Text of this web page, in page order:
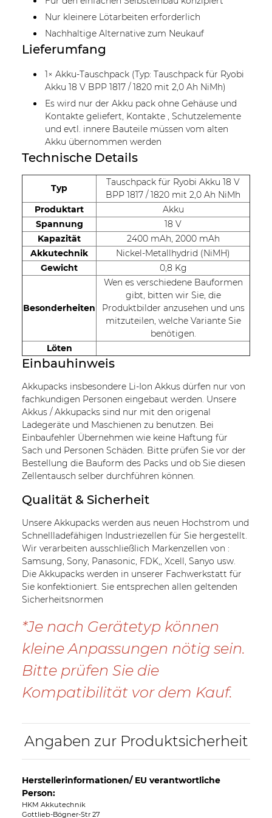
Nur kleinere Lötarbeiten erforderlich
Nachhaltige Alternative zum Neukauf
Lieferumfang
1× Akku-Tauschpack (Typ: Tauschpack für Ryobi
Akku 18 V BPP 1817 / 1820 mit 2,0 Ah NiMh)
Es wird nur der Akku pack ohne Gehäuse und
Kontakte geliefert, Kontakte , Schutzelemente
und evtl. innere Bauteile müssen vom alten
Akku übernommen werden
Technische Details
Typ
Tauschpack für Ryobi Akku 18 V
BPP 1817 / 1820 mit 2,0 Ah NiMh
Produktart
Akku
Spannung
18 V
Kapazität
2400 mAh, 2000 mAh
Akkutechnik
Nickel-Metallhydrid (NiMH)
Gewicht
0,8 Kg
Besonderheiten
Wen es verschiedene Bauformen
gibt, bitten wir Sie, die
Produktbilder anzusehen und uns
mitzuteilen, welche Variante Sie
benötigen.
Löten
Einbauhinweis
Akkupacks insbesondere Li-Ion Akkus dürfen nur von
fachkundigen Personen eingebaut werden. Unsere
Akkus / Akkupacks sind nur mit den origenal
Ladegeräte und Maschienen zu benutzen. Bei
Einbaufehler Übernehmen wie keine Haftung für
Sach und Personen Schäden. Bitte prüfen Sie vor der
Bestellung die Bauform des Packs und ob Sie diesen
Zellentausch selber durchführen können.
Qualität & Sicherheit
Unsere Akkupacks werden aus neuen Hochstrom und
Schnellladefähigen Industriezellen für Sie hergestellt.
Wir verarbeiten ausschließlich Markenzellen von :
Samsung, Sony, Panasonic, FDK,, Xcell, Sanyo usw.
Die Akkupacks werden in unserer Fachwerkstatt für
Sie konfektioniert. Sie entsprechen allen geltenden
Sicherheitsnormen
*Je nach Gerätetyp können
kleine Anpassungen nötig sein.
Bitte prüfen Sie die
Kompatibilität vor dem Kauf.
Angaben zur Produktsicherheit
Herstellerinformationen/ EU verantwortliche
Person:
HKM Akkutechnik
Gottlieb-Bögner-Str 27